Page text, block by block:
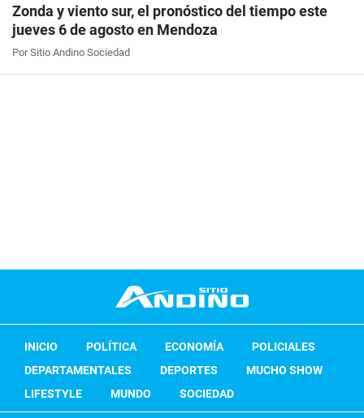
Zonda y viento sur, el pronóstico del tiempo este
jueves 6 de agosto en Mendoza
Por Sitio Andino Sociedad
INICIO POLÍTICA ECONOMÍA
POLICIALES
DEPARTAMENTALES
DEPORTES
MUCHO SHOW
LIFESTYLE
MUNDO SOCIEDAD